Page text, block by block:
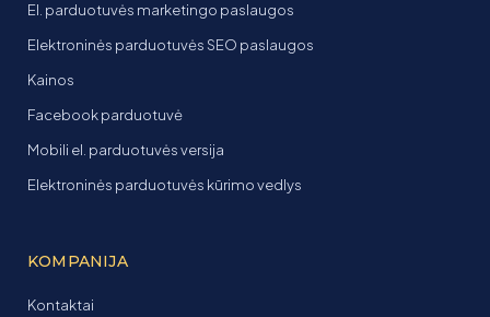
El. parduotuvės marketingo paslaugos
Elektroninės parduotuvės SEO paslaugos
Kainos
Facebook parduotuvė
Mobili el. parduotuvės versija
Elektroninės parduotuvės kūrimo vedlys
KOMPANIJA
Kontaktai